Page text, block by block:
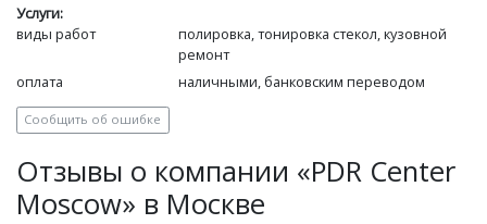
Услуги:
виды работ
полировка, тонировка стекол, кузовной
ремонт
оплата
наличными, банковским переводом
Сообщить об ошибке
Отзывы о компании «PDR Center
Moscow» в Москве